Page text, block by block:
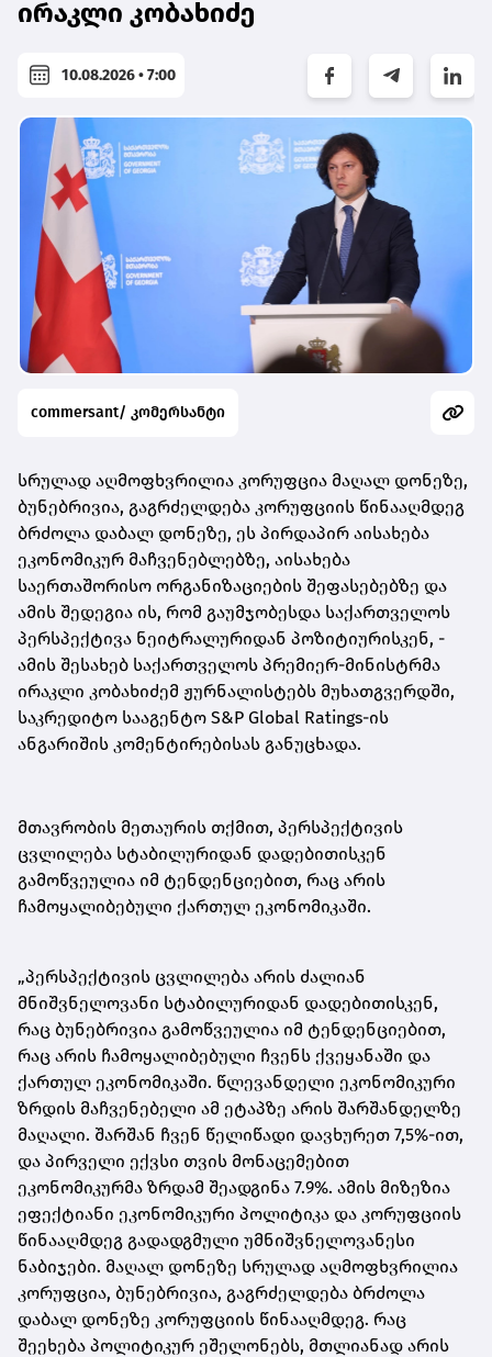
ირაკლი კობახიძე
10.08.2026 • 7:00
commersant/ კომერსანტი
სრულად აღმოფხვრილია კორუფცია მაღალ დონეზე,
ბუნებრივია, გაგრძელდება კორუფციის წინააღმდეგ
ბრძოლა დაბალ დონეზე, ეს პირდაპირ აისახება
ეკონომიკურ მაჩვენებლებზე, აისახება
საერთაშორისო ორგანიზაციების შეფასებებზე და
ამის შედეგია ის, რომ გაუმჯობესდა საქართველოს
პერსპექტივა ნეიტრალურიდან პოზიტიურისკენ, -
ამის შესახებ საქართველოს პრემიერ-მინისტრმა
ირაკლი კობახიძემ ჟურნალისტებს მუხათგვერდში,
საკრედიტო სააგენტო S&P Global Ratings-ის
ანგარიშის კომენტირებისას განუცხადა.
მთავრობის მეთაურის თქმით, პერსპექტივის
ცვლილება სტაბილურიდან დადებითისკენ
გამოწვეულია იმ ტენდენციებით, რაც არის
ჩამოყალიბებული ქართულ ეკონომიკაში.
„პერსპექტივის ცვლილება არის ძალიან
მნიშვნელოვანი სტაბილურიდან დადებითისკენ,
რაც ბუნებრივია გამოწვეულია იმ ტენდენციებით,
რაც არის ჩამოყალიბებული ჩვენს ქვეყანაში და
ქართულ ეკონომიკაში. წლევანდელი ეკონომიკური
ზრდის მაჩვენებელი ამ ეტაპზე არის შარშანდელზე
მაღალი. შარშან ჩვენ წელიწადი დავხურეთ 7,5%-ით,
და პირველი ექვსი თვის მონაცემებით
ეკონომიკურმა ზრდამ შეადგინა 7.9%. ამის მიზეზია
ეფექტიანი ეკონომიკური პოლიტიკა და კორუფციის
წინააღმდეგ გადადგმული უმნიშვნელოვანესი
ნაბიჯები. მაღალ დონეზე სრულად აღმოფხვრილია
კორუფცია, ბუნებრივია, გაგრძელდება ბრძოლა
დაბალ დონეზე კორუფციის წინააღმდეგ. რაც
შეეხება პოლიტიკურ ეშელონებს, მთლიანად არის